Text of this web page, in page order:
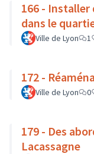
166 - Installer
dans le
Ville de Lyon 1
172 -
Ville de Lyon 0
179 - Des
Lacassagne